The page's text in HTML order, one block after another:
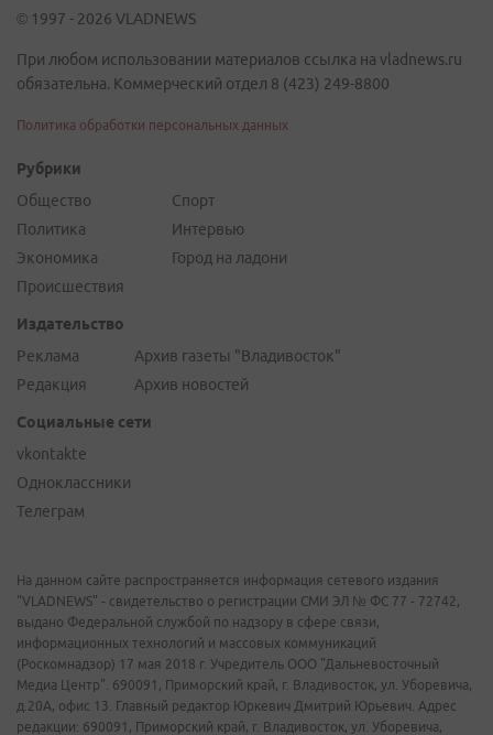
© 1997 - 2026 VLADNEWS
При любом использовании материалов ссылка на vladnews.ru
обязательна. Коммерческий отдел 8 (423) 249-8800
Политика обработки персональных данных
Рубрики
Общество
Политика
Экономика
Происшествия
Спорт
Интервью
Город на ладони
Издательство
Реклама
Редакция
Архив газеты "Владивосток"
Архив новостей
Социальные сети
vkontakte
Одноклассники
Телеграм
На данном сайте распространяется информация сетевого издания
"VLADNEWS" - свидетельство о регистрации СМИ ЭЛ № ФС 77 - 72742,
выдано Федеральной службой по надзору в сфере связи,
информационных технологий и массовых коммуникаций
(Роскомнадзор) 17 мая 2018 г. Учредитель ООО "Дальневосточный
Медиа Центр". 690091, Приморский край, г. Владивосток, ул. Уборевича,
д.20А, офис 13. Главный редактор Юркевич Дмитрий Юрьевич. Адрес
редакции: 690091, Приморский край, г. Владивосток, ул. Уборевича,